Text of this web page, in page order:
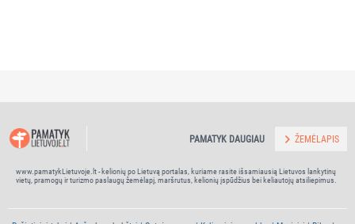
www.pamatykLietuvoje.lt - kelionių po Lietuvą portalas, kuriame rasite išsamiausią Lietuvos lankytinų
vietų, pramogų ir turizmo paslaugų žemėlapį, maršrutus, kelionių įspūdžius bei keliautojų atsiliepimus.
PAMATYK DAUGIAU ŽEMĖLAPIS